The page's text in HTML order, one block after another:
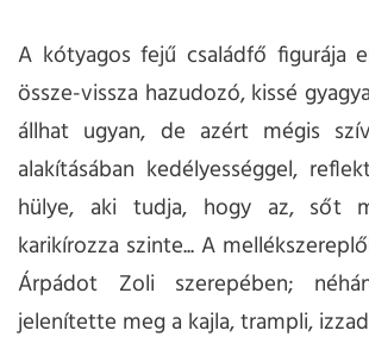
A kótyagos fejű családfő figurája
össze-vissza hazudozó, kissé
állhat ugyan, de azért mégis
alakításában kedélyességgel,
hülye, aki tudja, hogy az, sőt
karikírozza szinte... A
Árpádot Zoli szerepében;
jelenítette meg a kajla, trampli,